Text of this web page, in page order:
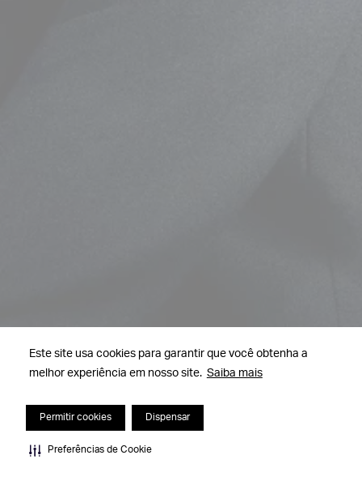
Este site usa cookies para garantir que você obtenha a
melhor experiência em nosso site. Saiba mais
Permitir cookies Dispensar
Preferências de Cookie